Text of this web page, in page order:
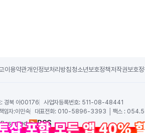
이용약관개인정보처리방침 청소년보호정책저작권보호정
경북 아00176 사업자등록번호: 511-08-48441
임자:이민숙 대표전화: 010-5896-3393 │팩스 :
RSS